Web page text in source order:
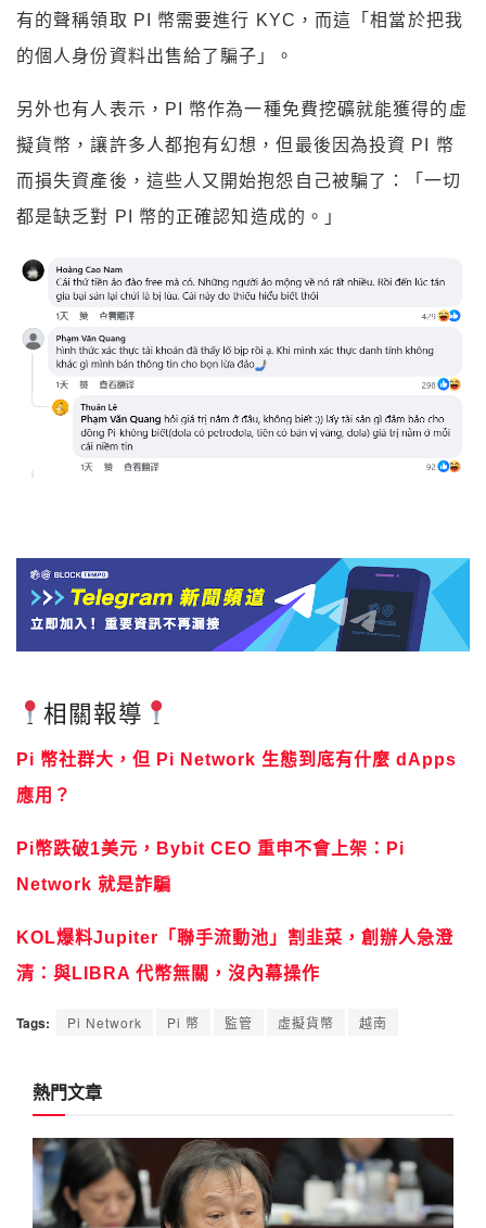
有的聲稱領取 PI 幣需要進行 KYC，而這「相當於把我
的個人身份資料出售給了騙子」。
另外也有人表示，PI 幣作為一種免費挖礦就能獲得的虛
擬貨幣，讓許多人都抱有幻想，但最後因為投資 PI 幣
而損失資產後，這些人又開始抱怨自己被騙了：「一切
都是缺乏對 PI 幣的正確認知造成的。」
相關報導
Pi 幣社群大，但 Pi Network 生態到底有什麼 dApps
應用？
Pi幣跌破1美元，Bybit CEO 重申不會上架：Pi
Network 就是詐騙
KOL爆料Jupiter「聯手流動池」割韭菜，創辦人急澄
清：與LIBRA 代幣無關，沒內幕操作
Tags: Pi Network Pi 幣 監管 虛擬貨幣 越南
熱門文章